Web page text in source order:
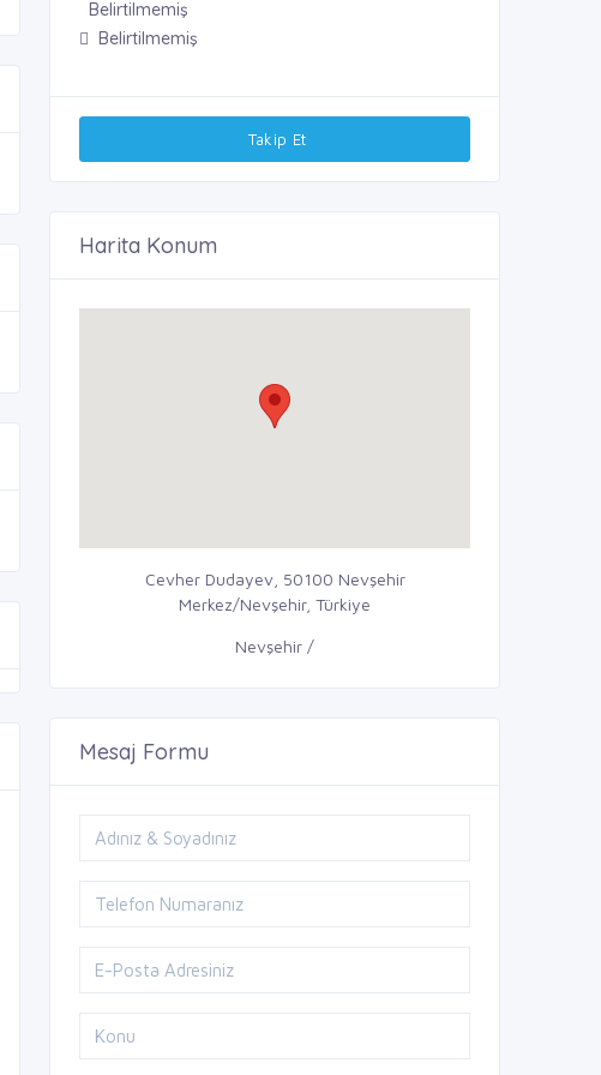
Belirtilmemiş
Belirtilmemiş
Takip Et
Harita Konum
Cevher Dudayev, 50100 Nevşehir
Merkez/Nevşehir, Türkiye
Nevşehir /
Mesaj Formu